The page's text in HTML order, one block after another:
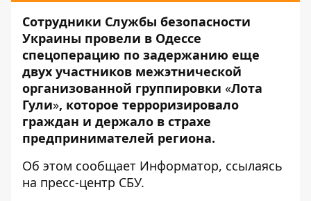
Сотрудники Службы безопасности
Украины провели в Одессе
спецоперацию по задержанию еще
двух участников межэтнической
организованной группировки «Лота
Гули», которое терроризировало
граждан и держало в страхе
предпринимателей региона.
Об этом сообщает Информатор, ссылаясь
на пресс-центр СБУ.